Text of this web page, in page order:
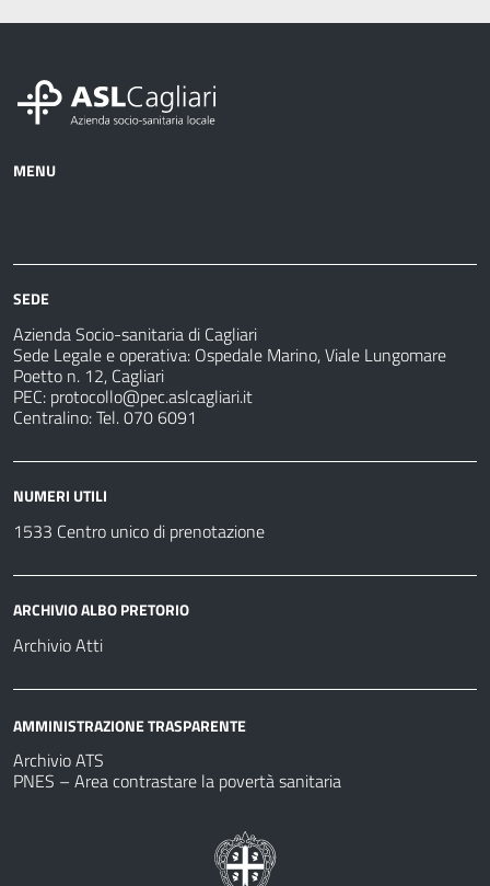
MENU
sanitarie
fare
SEDE
Azienda Socio-sanitaria di Cagliari
Sede Legale e operativa: Ospedale Marino, Viale Lungomare
Poetto n. 12, Cagliari
PEC: protocollo@pec.aslcagliari.it
Centralino: Tel. 070 6091
NUMERI UTILI
1533 Centro unico di prenotazione
ARCHIVIO ALBO PRETORIO
Archivio Atti
AMMINISTRAZIONE TRASPARENTE
Archivio ATS
PNES – Area contrastare la povertà sanitaria